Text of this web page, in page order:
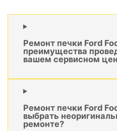
Ремонт печки Ford
преимущества
вашем сервисном
Ремонт печки Ford
выбрать
ремонте?